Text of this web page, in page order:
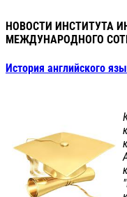
НОВОСТИ ИНСТИТУТА
МЕЖДУНАРОДНОГО
История английского